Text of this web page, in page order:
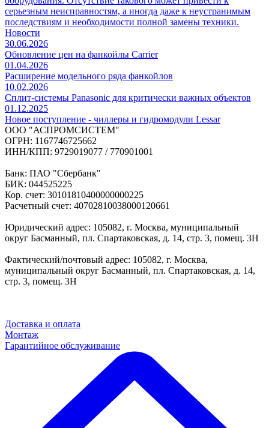
серьезным неисправностям, а иногда даже к неустранимым
последствиям и необходимости полной замены техники.
Новости
30.06.2026
Обновление цен на фанкойлы Carrier
01.04.2026
Расширение модельного ряда фанкойлов
10.02.2026
Сплит-системы Panasonic для критически важных объектов
01.12.2025
Новое поступление - чиллеры и гидромодули Lessar
ООО "АСПРОМСИСТЕМ"
ОГРН: 1167746725662
ИНН/КПП: 9729019077 / 770901001
Банк: ПАО "Сбербанк"
БИК: 044525225
Кор. счет: 30101810400000000225
Расчетный счет: 40702810038000120661
Юридический адрес: 105082, г. Москва, муниципальный
округ Басманный, пл. Спартаковская, д. 14, стр. 3, помещ. 3Н
Фактический/почтовый адрес: 105082, г. Москва,
муниципальный округ Басманный, пл. Спартаковская, д. 14,
стр. 3, помещ. 3Н
Доставка и оплата
Монтаж
Гарантийное обслуживание